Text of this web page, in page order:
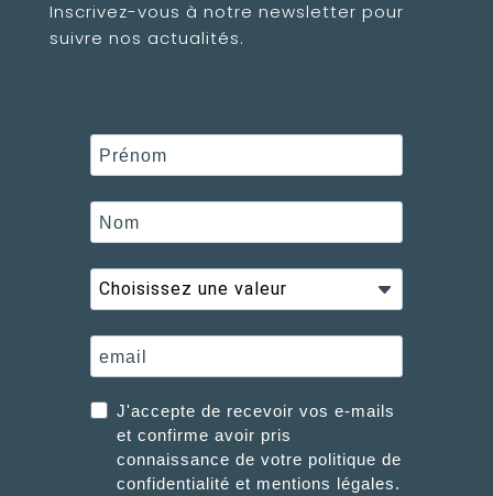
Inscrivez-vous à notre newsletter pour
suivre nos actualités.
J'accepte de recevoir vos e-mails
et confirme avoir pris
connaissance de votre politique de
confidentialité et mentions légales.